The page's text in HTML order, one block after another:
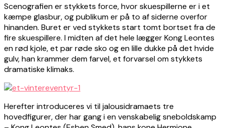
Scenografien er stykkets force, hvor skuespillerne er i et
kæmpe glasbur, og publikum er på to af siderne overfor
hinanden. Buret er ved stykkets start tomt bortset fra de
fire skuespillere. I midten af det hele lægger Kong Leontes
en rød kjole, et par røde sko og en lille dukke på det hvide
gulv, han krammer dem farvel, et forvarsel om stykkets
dramatiske klimaks.
Herefter introduceres vi til jalousidramaets tre
hovedfigurer, der har gang i en venskabelig sneboldskamp